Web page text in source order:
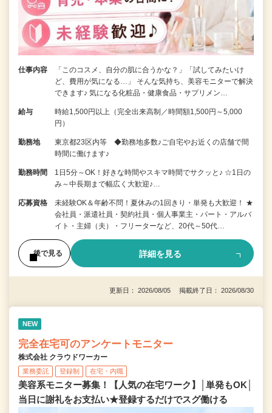
仕事内容
「このコスメ、自分の肌に合うかな？」「試してみたいけ
ど、費用が気になる…」 そんな気持ち、美容モニターで解決
できます♪ 気になる化粧品・健康食品・サプリメン…
給与
時給1,500円以上（完全出来高制／時間額1,500円～5,000
円）
勤務地
東京都23区内等 ◆勤務地多数♪ご自宅やお近くの店舗で間
時間に働けます♪
勤務時間
1日5分～OK！好きな時間やスキマ時間でサクッと♪ ☆1日の
み～中長期まで幅広く大歓迎♪…
応募資格
未経験OK＆年齢不問！夏休みの1回きり・単発も大歓迎！ ★
会社員・派遣社員・契約社員・個人事業主・パート・アルバ
イト・主婦（夫）・フリーターなど、20代～50代…
後で見る 詳細を見る
更新日： 2026/08/05 掲載終了日： 2026/08/30
NEW
完全在宅可のアンケートモニター
株式会社 クラウドワーカー
業務委託 登録制 在宅・内職
美容系モニター募集！【人気の在宅ワーク】│単発もOK│
当日に謝礼をお支払い★登録するだけでスグ働ける